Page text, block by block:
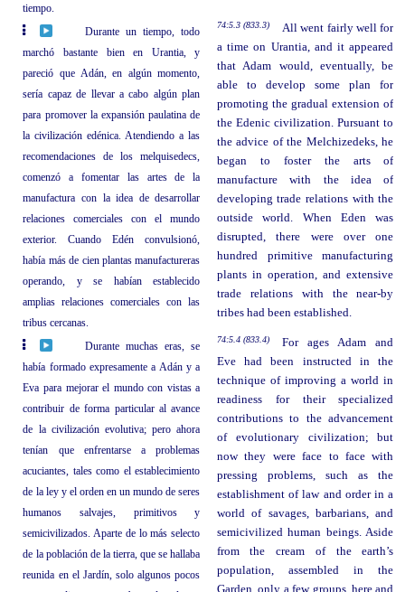
tiempo.
Durante un tiempo, todo
marchó bastante bien en Urantia, y
pareció que Adán, en algún momento,
sería capaz de llevar a cabo algún plan
para promover la expansión paulatina de
la civilización edénica. Atendiendo a las
recomendaciones de los melquisedecs,
comenzó a fomentar las artes de la
manufactura con la idea de desarrollar
relaciones comerciales con el mundo
exterior. Cuando Edén convulsionó,
había más de cien plantas manufactureras
operando, y se habían establecido
amplias relaciones comerciales con las
tribus cercanas.
74:5.3 (833.3)
All went fairly well for
a time on Urantia, and it appeared
that Adam would, eventually, be
able to develop some plan for
promoting the gradual extension of
the Edenic civilization. Pursuant to
the advice of the Melchizedeks, he
began to foster the arts of
manufacture with the idea of
developing trade relations with the
outside world. When Eden was
disrupted, there were over one
hundred primitive manufacturing
plants in operation, and extensive
trade relations with the near-by
tribes had been established.
Durante muchas eras, se
había formado expresamente a Adán y a
Eva para mejorar el mundo con vistas a
contribuir de forma particular al avance
de la civilización evolutiva; pero ahora
tenían que enfrentarse a problemas
acuciantes, tales como el establecimiento
de la ley y el orden en un mundo de seres
humanos salvajes, primitivos y
semicivilizados. Aparte de lo más selecto
de la población de la tierra, que se hallaba
reunida en el Jardín, solo algunos pocos
74:5.4 (833.4)
For ages Adam and
Eve had been instructed in the
technique of improving a world in
readiness for their specialized
contributions to the advancement
of evolutionary civilization; but
now they were face to face with
pressing problems, such as the
establishment of law and order in a
world of savages, barbarians, and
semicivilized human beings. Aside
from the cream of the earth’s
population, assembled in the
Garden, only a few groups, here and